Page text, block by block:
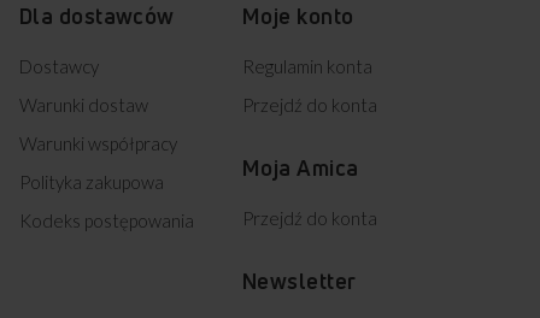
Dla dostawców
Dostawcy
Warunki dostaw
Warunki współpracy
Polityka zakupowa
Kodeks postępowania
Moje konto
Regulamin konta
Przejdź do konta
Moja Amica
Przejdź do konta
Newsletter